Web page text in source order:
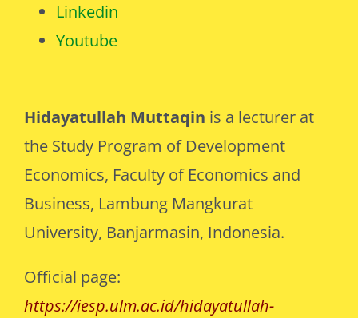
Hidayatullah Muttaqin is a lecturer at
the Study Program of Development
Economics, Faculty of Economics and
Business, Lambung Mangkurat
University, Banjarmasin, Indonesia.
Official page:
https://iesp.ulm.ac.id/hidayatullah-
Linkedin
Youtube